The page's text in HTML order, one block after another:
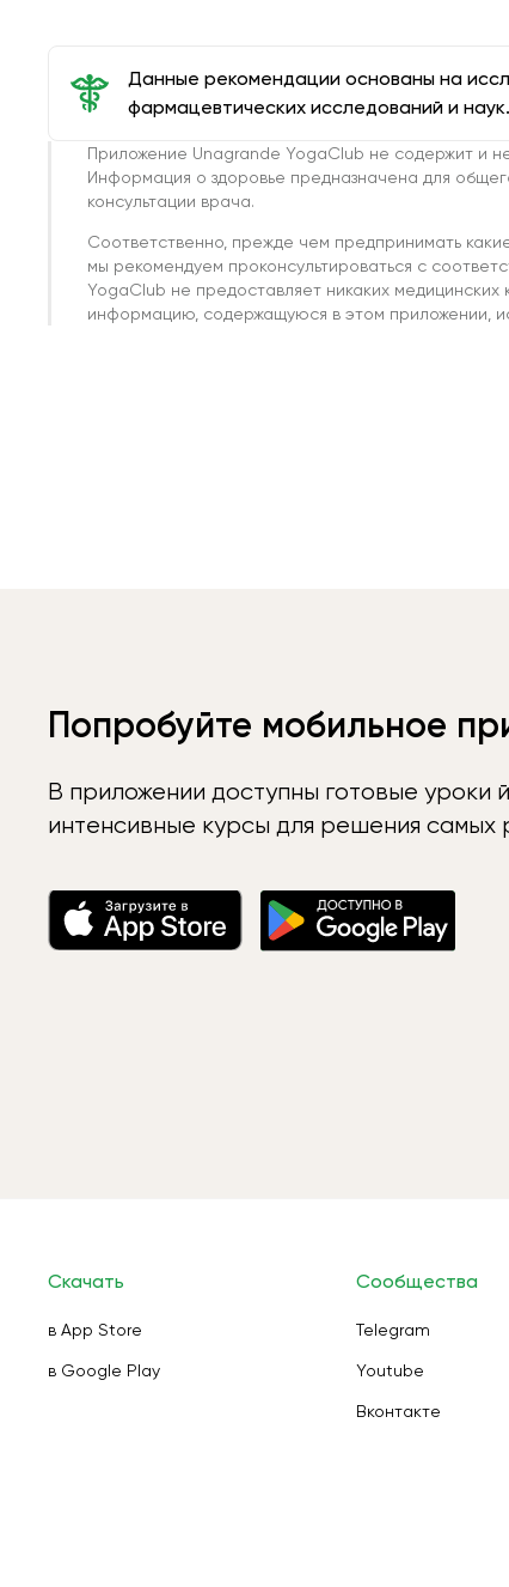
Данные рекомендации основаны на
фармацевтических исследований и наук.
Приложение Unagrande YogaClub не содержит и
Информация о здоровье предназначена для
консультации врача.
Соответственно, прежде чем предпринимать
мы рекомендуем проконсультироваться с
YogaClub не предоставляет никаких
информацию, содержащуюся в этом приложении,
Попробуйте мобильное
В приложении доступны готовые уроки
интенсивные курсы для решения самых
Скачать
в App Store
в Google Play
Сообщества
Telegram
Youtube
Вконтакте